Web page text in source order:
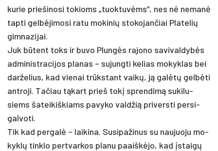
ku­rie prie­ši­no­si to­kioms „tuok­tuvėms“, nes nė ne­manė
tap­ti gelbė­ji­mo­si ra­tu mo­ki­nių sto­ko­jan­čiai Pla­te­lių
gim­na­zi­jai.
Juk būtent toks ir bu­vo Plungės ra­jo­no sa­vi­val­dybės
ad­mi­nist­ra­ci­jos pla­nas – su­jung­ti ke­lias mo­kyk­las bei
dar­že­lius, kad vie­nai trūkstant vaikų, ją galėtų gelbė­ti
ant­ro­ji. Ta­čiau tąkart prie­š tokį spren­dimą su­ki­lu­
siems ša­tei­kiš­kiams pa­vy­ko vald­žią pri­vers­ti per­si­
gal­vo­ti.
Tik kad per­galė – lai­ki­na. Su­si­pa­ži­nus su nau­juo­ju mo­
kyklų tink­lo per­tvar­kos pla­nu paaiškė­jo, kad įstaigų